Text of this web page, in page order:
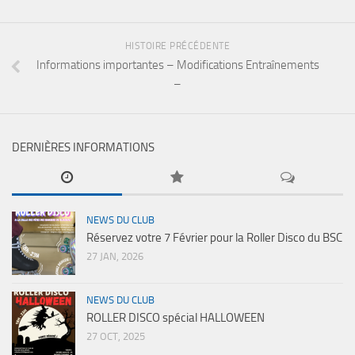
HISTOIRE PRÉCÉDENTE
Informations importantes – Modifications Entraînements
–
DERNIÈRES INFORMATIONS
NEWS DU CLUB
Réservez votre 7 Février pour la Roller Disco du BSC
27 JAN, 2026
NEWS DU CLUB
ROLLER DISCO spécial HALLOWEEN
27 OCT, 2025